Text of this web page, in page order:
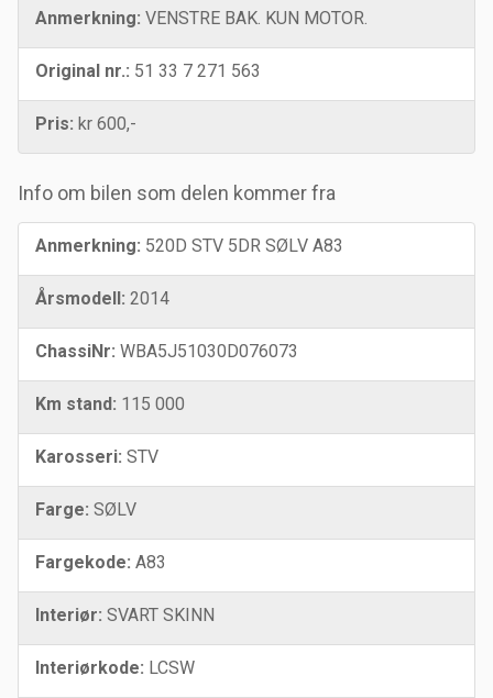
Anmerkning: VENSTRE BAK. KUN MOTOR.
Original nr.: 51 33 7 271 563
Pris: kr 600,-
Info om bilen som delen kommer fra
Anmerkning: 520D STV 5DR SØLV A83
Årsmodell: 2014
ChassiNr: WBA5J51030D076073
Km stand: 115 000
Karosseri: STV
Farge: SØLV
Fargekode: A83
Interiør: SVART SKINN
Interiørkode: LCSW